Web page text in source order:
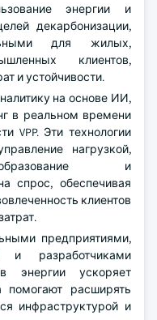
энергии и
декарбонизации,
для жилых,
клиентов,
и устойчивости.
на основе ИИ,
в реальном времени
VPP. Эти технологии
нагрузкой,
и
спрос, обеспечивая
клиентов
предприятиями,
и разработчиками
энергии ускоряет
помогают расширять
инфраструктурой и